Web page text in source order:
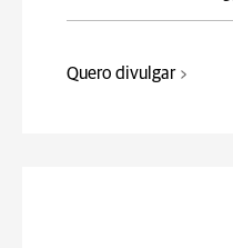
Quero divulgar